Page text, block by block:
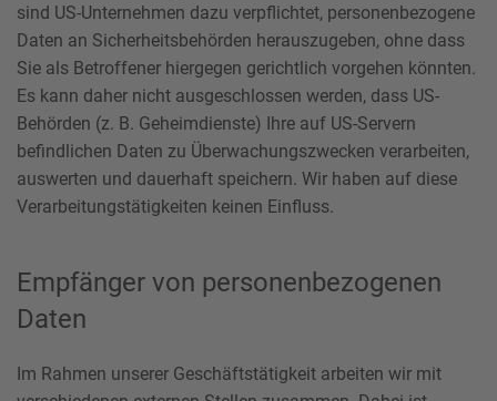
sind US-Unternehmen dazu verpflichtet, personenbezogene
Daten an Sicherheitsbehörden herauszugeben, ohne dass
Sie als Betroffener hiergegen gerichtlich vorgehen könnten.
Es kann daher nicht ausgeschlossen werden, dass US-
Behörden (z. B. Geheimdienste) Ihre auf US-Servern
befindlichen Daten zu Überwachungszwecken verarbeiten,
auswerten und dauerhaft speichern. Wir haben auf diese
Verarbeitungstätigkeiten keinen Einfluss.
Empfänger von personenbezogenen
Daten
Im Rahmen unserer Geschäftstätigkeit arbeiten wir mit